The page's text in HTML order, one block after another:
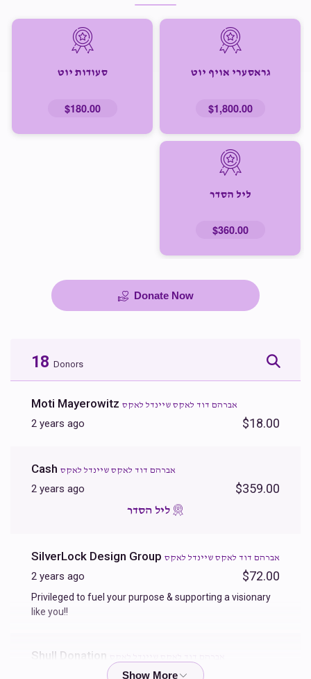
גראסערי אויף יוט
$1,800.00
סעודות יוט
$180.00
ליל הסדר
$360.00
Donate Now
18 Donors
Moti Mayerowitz אברהם דוד לאקס שיינדל לאקס
2 years ago $18.00
Cash אברהם דוד לאקס שיינדל לאקס
2 years ago $359.00
ליל הסדר
SilverLock Design Group אברהם דוד לאקס שיינדל לאקס
2 years ago $72.00
Privileged to fuel your purpose & supporting a visionary
like you!!
Shull Donation